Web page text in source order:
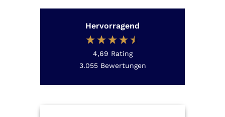
Hervorragend
4,69 Rating
3.055 Bewertungen